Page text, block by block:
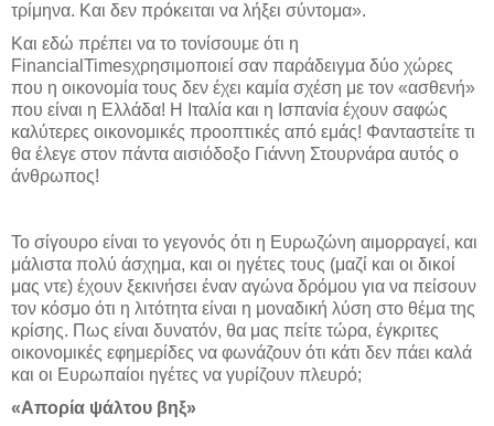
τρίμηνα. Και δεν πρόκειται να λήξει σύντομα».
Και εδώ πρέπει να το τονίσουμε ότι η
Financial Timesχρησιμοποιεί σαν παράδειγμα δύο χώρες
που η οικονομία τους δεν έχει καμία σχέση με τον «ασθενή»
που είναι η Ελλάδα! Η Ιταλία και η Ισπανία έχουν σαφώς
καλύτερες οικονομικές προοπτικές από εμάς! Φανταστείτε τι
θα έλεγε στον πάντα αισιόδοξο Γιάννη Στουρνάρα αυτός ο
άνθρωπος!
Το σίγουρο είναι το γεγονός ότι η Ευρωζώνη αιμορραγεί, και
μάλιστα πολύ άσχημα, και οι ηγέτες τους (μαζί και οι δικοί
μας ντε) έχουν ξεκινήσει έναν αγώνα δρόμου για να πείσουν
τον κόσμο ότι η λιτότητα είναι η μοναδική λύση στο θέμα της
κρίσης. Πως είναι δυνατόν, θα μας πείτε τώρα, έγκριτες
οικονομικές εφημερίδες να φωνάζουν ότι κάτι δεν πάει καλά
και οι Ευρωπαίοι ηγέτες να γυρίζουν πλευρό;
«Απορία ψάλτου βηξ»